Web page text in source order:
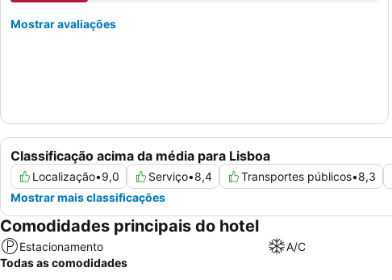
Classificação acima da média para Lisboa
Localização•9,0 Serviço•8,4 Transportes públicos•8,3
Mostrar mais classificações
Mostrar avaliações
Comodidades principais do hotel
Estacionamento
A/C
Todas as comodidades